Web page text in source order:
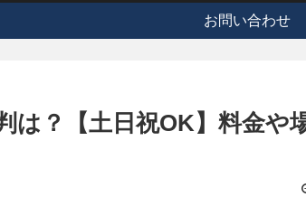
お問い合わせ
は？【土日祝OK】料金や